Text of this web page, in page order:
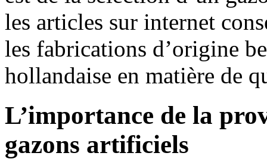
les articles sur internet
les fabrications d’origine
hollandaise en matière de
L’importance de la
gazons artificiels